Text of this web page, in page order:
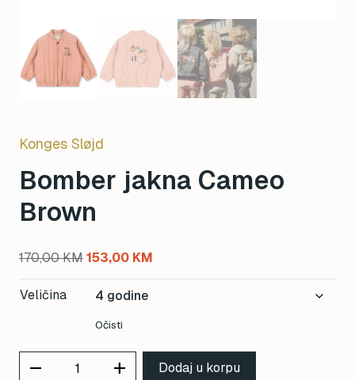
Konges Sløjd
Bomber jakna Cameo
Brown
170,00KMOriginal
price
was:
170,00 KM.
153,00 KM
price
Veličina
Očisti
remove add Dodaj u korpu